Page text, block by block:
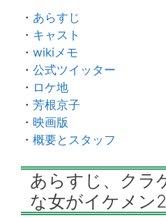
・ あらすじ
・ キャスト
・ wikiメモ
・ 公式ツイッター
・ ロケ地
・ 芳根京子
・ 映画版
・ 概要とスタッフ
あらすじ、クラ
な女がイケメン